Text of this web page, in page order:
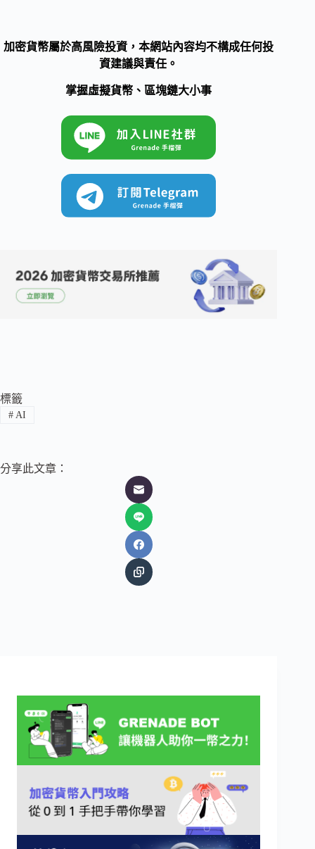
加密貨幣屬於高風險投資，本網站內容均不構成任何投
資建議與責任。
掌握虛擬貨幣、區塊鏈大小事
標籤
#AI
分享此文章：